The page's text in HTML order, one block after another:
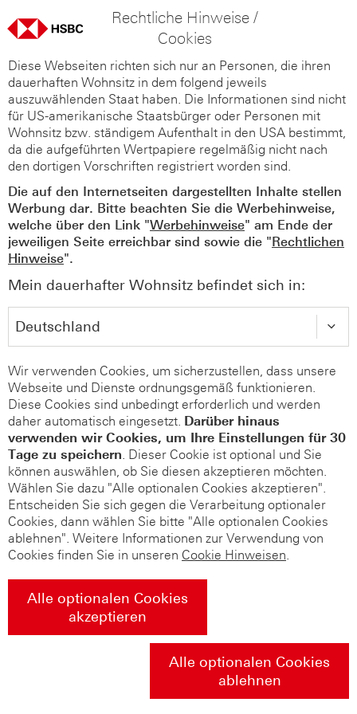
Rechtliche Hinweise /
Cookies
Diese Webseiten richten sich nur an Personen, die ihren
dauerhaften Wohnsitz in dem folgend jeweils
auszuwählenden Staat haben. Die Informationen sind nicht
für US-amerikanische Staatsbürger oder Personen mit
Wohnsitz bzw. ständigem Aufenthalt in den USA bestimmt,
da die aufgeführten Wertpapiere regelmäßig nicht nach
den dortigen Vorschriften registriert worden sind.
Die auf den Internetseiten dargestellten Inhalte stellen
Werbung dar. Bitte beachten Sie die Werbehinweise,
welche über den Link "Werbehinweise" am Ende der
jeweiligen Seite erreichbar sind sowie die "Rechtlichen
Hinweise".
Mein dauerhafter Wohnsitz befindet sich in:
Wir verwenden Cookies, um sicherzustellen, dass unsere
Webseite und Dienste ordnungsgemäß funktionieren.
Diese Cookies sind unbedingt erforderlich und werden
daher automatisch eingesetzt. Darüber hinaus
verwenden wir Cookies, um Ihre Einstellungen für 30
Tage zu speichern. Dieser Cookie ist optional und Sie
können auswählen, ob Sie diesen akzeptieren möchten.
Wählen Sie dazu "Alle optionalen Cookies akzeptieren".
Entscheiden Sie sich gegen die Verarbeitung optionaler
Cookies, dann wählen Sie bitte "Alle optionalen Cookies
ablehnen". Weitere Informationen zur Verwendung von
Cookies finden Sie in unseren Cookie Hinweisen.
Alle optionalen Cookies
akzeptieren
Alle optionalen Cookies
ablehnen